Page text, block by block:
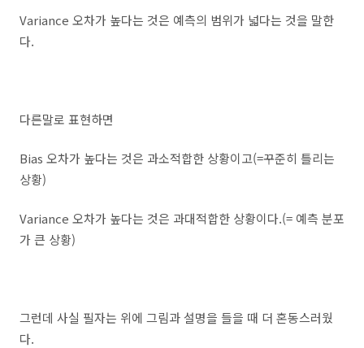
Variance 오차가 높다는 것은 예측의 범위가 넓다는 것을 말한
다.
다른말로 표현하면
Bias 오차가 높다는 것은 과소적합한 상황이고(=꾸준히 틀리는
상황)
Variance 오차가 높다는 것은 과대적합한 상황이다.(= 예측 분포
가 큰 상황)
그런데 사실 필자는 위에 그림과 설명을 들을 때 더 혼동스러웠
다.